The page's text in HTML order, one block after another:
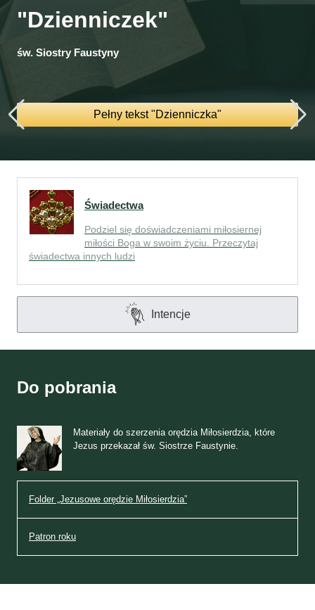
"Dzienniczek"
św. Siostry Faustyny
Pełny tekst "Dzienniczka"
Świadectwa
Podziel się doświadczeniami miłosiernej
miłości Boga w swoim życiu. Przeczytaj
świadectwa innych ludzi
Intencje
Do pobrania
Materiały do szerzenia orędzia Miłosierdzia, które
Jezus przekazał św. Siostrze Faustynie.
Folder „Jezusowe orędzie Miłosierdzia”
Patron roku